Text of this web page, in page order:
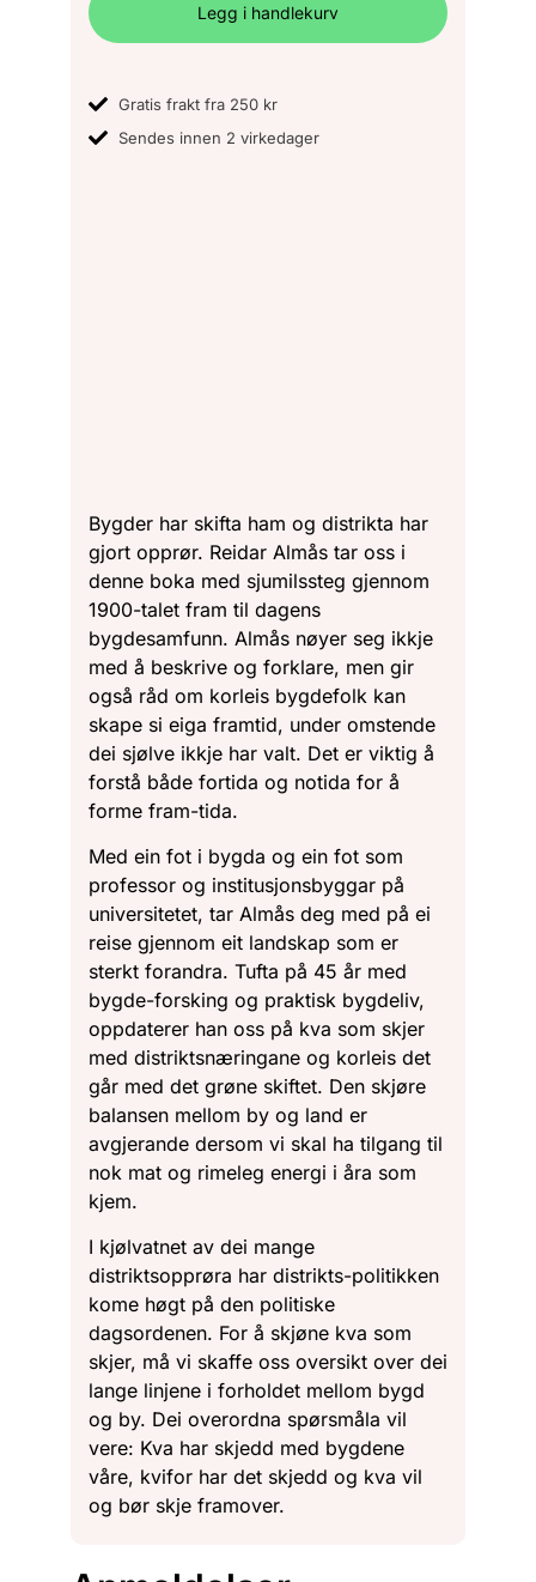
Legg i handlekurv
Gratis frakt fra 250 kr
Sendes innen 2 virkedager
Bygder har skifta ham og distrikta har
gjort opprør. Reidar Almås tar oss i
denne boka med sjumilssteg gjennom
1900-talet fram til dagens
bygdesamfunn. Almås nøyer seg ikkje
med å beskrive og forklare, men gir
også råd om korleis bygdefolk kan
skape si eiga framtid, under omstende
dei sjølve ikkje har valt. Det er viktig å
forstå både fortida og notida for å
forme fram-tida.
Med ein fot i bygda og ein fot som
professor og institusjonsbyggar på
universitetet, tar Almås deg med på ei
reise gjennom eit landskap som er
sterkt forandra. Tufta på 45 år med
bygde-forsking og praktisk bygdeliv,
oppdaterer han oss på kva som skjer
med distriktsnæringane og korleis det
går med det grøne skiftet. Den skjøre
balansen mellom by og land er
avgjerande dersom vi skal ha tilgang til
nok mat og rimeleg energi i åra som
kjem.
I kjølvatnet av dei mange
distriktsopprøra har distrikts-politikken
kome høgt på den politiske
dagsordenen. For å skjøne kva som
skjer, må vi skaffe oss oversikt over dei
lange linjene i forholdet mellom bygd
og by. Dei overordna spørsmåla vil
vere: Kva har skjedd med bygdene
våre, kvifor har det skjedd og kva vil
og bør skje framover.